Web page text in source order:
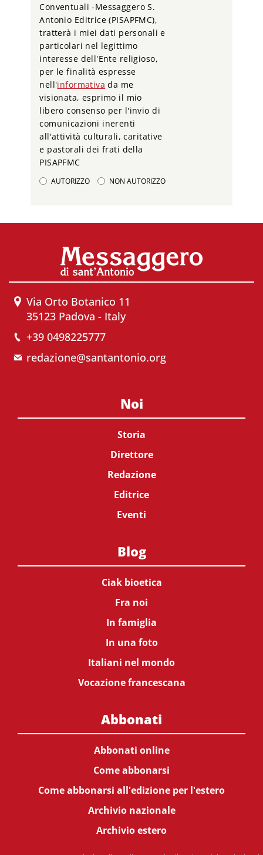
Conventuali -Messaggero S.
Antonio Editrice (PISAPFMC),
tratterà i miei dati personali e
particolari nel legittimo
interesse dell'Ente religioso,
per le finalità espresse
nell'informativa da me
visionata, esprimo il mio
libero consenso per l'invio di
comunicazioni inerenti
all'attività culturali, caritative
e pastorali dei frati della
PISAPFMC
AUTORIZZO NON AUTORIZZO
Via Orto Botanico 11
35123 Padova - Italy
+39 0498225777
redazione@santantonio.org
Noi
Storia
Direttore
Redazione
Editrice
Eventi
Blog
Ciak bioetica
Fra noi
In famiglia
In una foto
Italiani nel mondo
Vocazione francescana
Abbonati
Abbonati online
Come abbonarsi
Come abbonarsi all'edizione per l'estero
Archivio nazionale
Archivio estero